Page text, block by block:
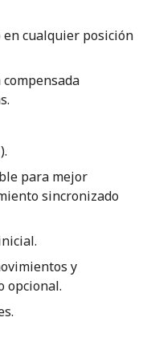
en cualquier posición
para mejor
sincronizado
y
opcional.